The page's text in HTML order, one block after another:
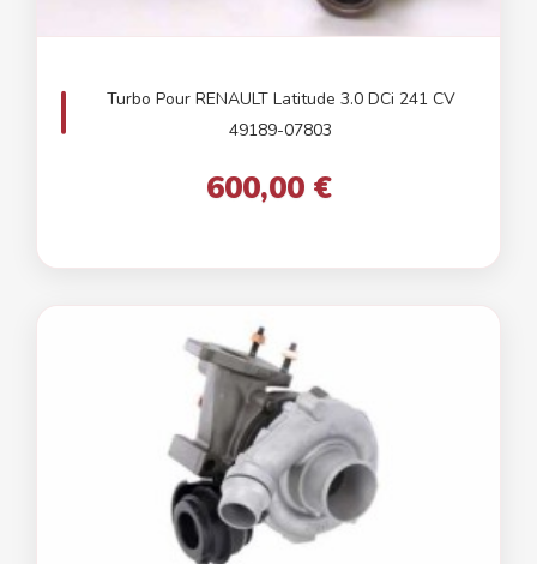
Turbo Pour RENAULT Latitude 3.0 DCi 241 CV
49189-07803
600,00 €